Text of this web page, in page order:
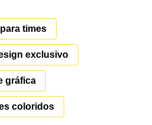
times
exclusivo
gráfica
coloridos